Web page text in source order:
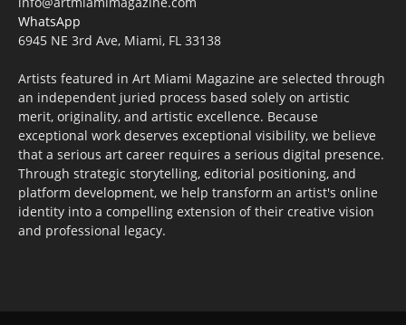
WhatsApp
6945 NE 3rd Ave, Miami, FL 33138
Artists featured in Art Miami Magazine are selected through
an independent juried process based solely on artistic
merit, originality, and artistic excellence. Because
exceptional work deserves exceptional visibility, we believe
that a serious art career requires a serious digital presence.
Through strategic storytelling, editorial positioning, and
platform development, we help transform an artist's online
identity into a compelling extension of their creative vision
and professional legacy.